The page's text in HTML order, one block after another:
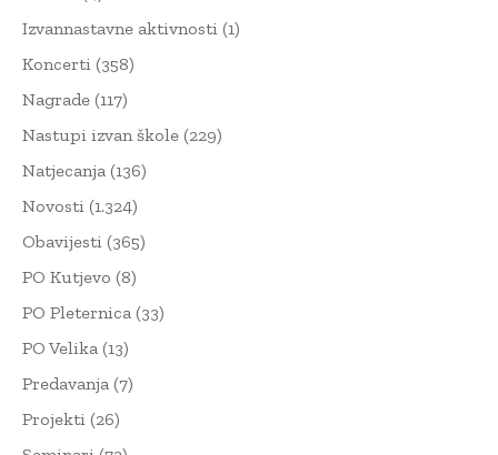
Izvannastavne aktivnosti (1)
Koncerti (358)
Nagrade (117)
Nastupi izvan škole (229)
Natjecanja (136)
Novosti (1.324)
Obavijesti (365)
PO Kutjevo (8)
PO Pleternica (33)
PO Velika (13)
Predavanja (7)
Projekti (26)